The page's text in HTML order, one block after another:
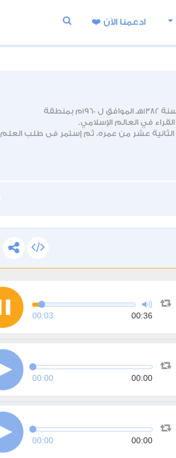
ادعمنا اﻵن ❤️
قارئ من السعودية من مواليد سنة 1382هـ الموافق ل 1960م بمنطقة
في العالم الإسلامي.
الثانية عشر من عمره، ثم إستمر في طلب العلم
00:03 00:36
00:00 00:00
00:00 00:00